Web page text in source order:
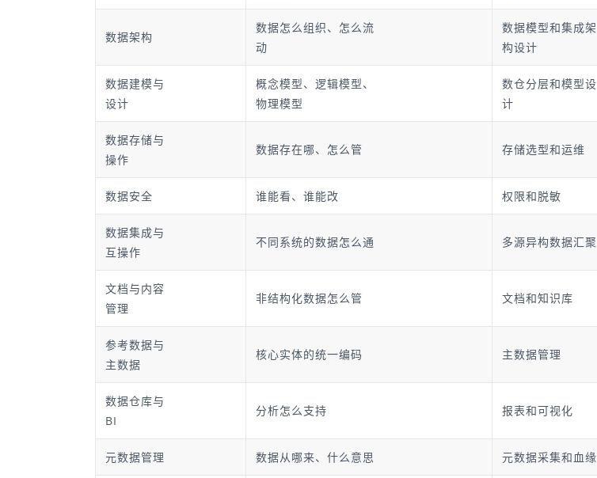
数据架构
数据怎么组织、怎么流
动
数据模型和集成架
构设计
数据建模与
设计
概念模型、逻辑模型、
物理模型
数仓分层和模型设
计
数据存储与
操作
数据存在哪、怎么管 存储选型和运维
数据安全 谁能看、谁能改 权限和脱敏
数据集成与
互操作
不同系统的数据怎么通 多源异构数据汇聚
文档与内容
管理
非结构化数据怎么管 文档和知识库
参考数据与
主数据
核心实体的统一编码 主数据管理
数据仓库与
BI
分析怎么支持 报表和可视化
元数据管理 数据从哪来、什么意思 元数据采集和血缘